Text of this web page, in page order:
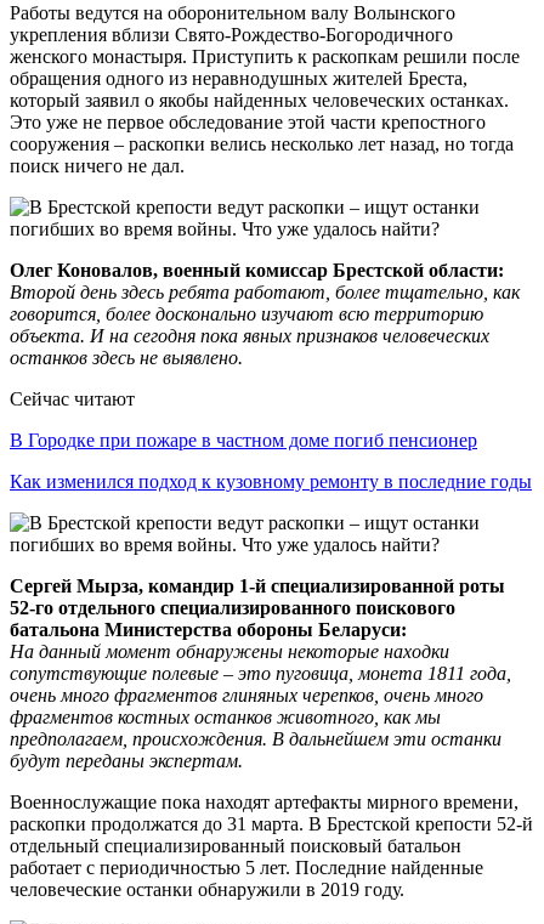
Работы ведутся на оборонительном валу Волынского
укрепления вблизи Свято-Рождество-Богородичного
женского монастыря. Приступить к раскопкам решили после
обращения одного из неравнодушных жителей Бреста,
который заявил о якобы найденных человеческих останках.
Это уже не первое обследование этой части крепостного
сооружения – раскопки велись несколько лет назад, но тогда
поиск ничего не дал.
Олег Коновалов, военный комиссар Брестской области:
Второй день здесь ребята работают, более тщательно, как
говорится, более досконально изучают всю территорию
объекта. И на сегодня пока явных признаков человеческих
останков здесь не выявлено.
Сейчас читают
В Городке при пожаре в частном доме погиб пенсионер
Как изменился подход к кузовному ремонту в последние годы
Сергей Мырза, командир 1-й специализированной роты
52-го отдельного специализированного поискового
батальона Министерства обороны Беларуси:
На данный момент обнаружены некоторые находки
сопутствующие полевые – это пуговица, монета 1811 года,
очень много фрагментов глиняных черепков, очень много
фрагментов костных останков животного, как мы
предполагаем, происхождения. В дальнейшем эти останки
будут переданы экспертам.
Военнослужащие пока находят артефакты мирного времени,
раскопки продолжатся до 31 марта. В Брестской крепости 52-й
отдельный специализированный поисковый батальон
работает с периодичностью 5 лет. Последние найденные
человеческие останки обнаружили в 2019 году.